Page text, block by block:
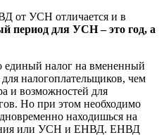
от УСН отличается и в
период для УСН – это год, а
единый налог на вмененный
налогоплательщиков, чем
возможностей для
Но при этом необходимо
находишься на
или УСН и ЕНВД. ЕНВД